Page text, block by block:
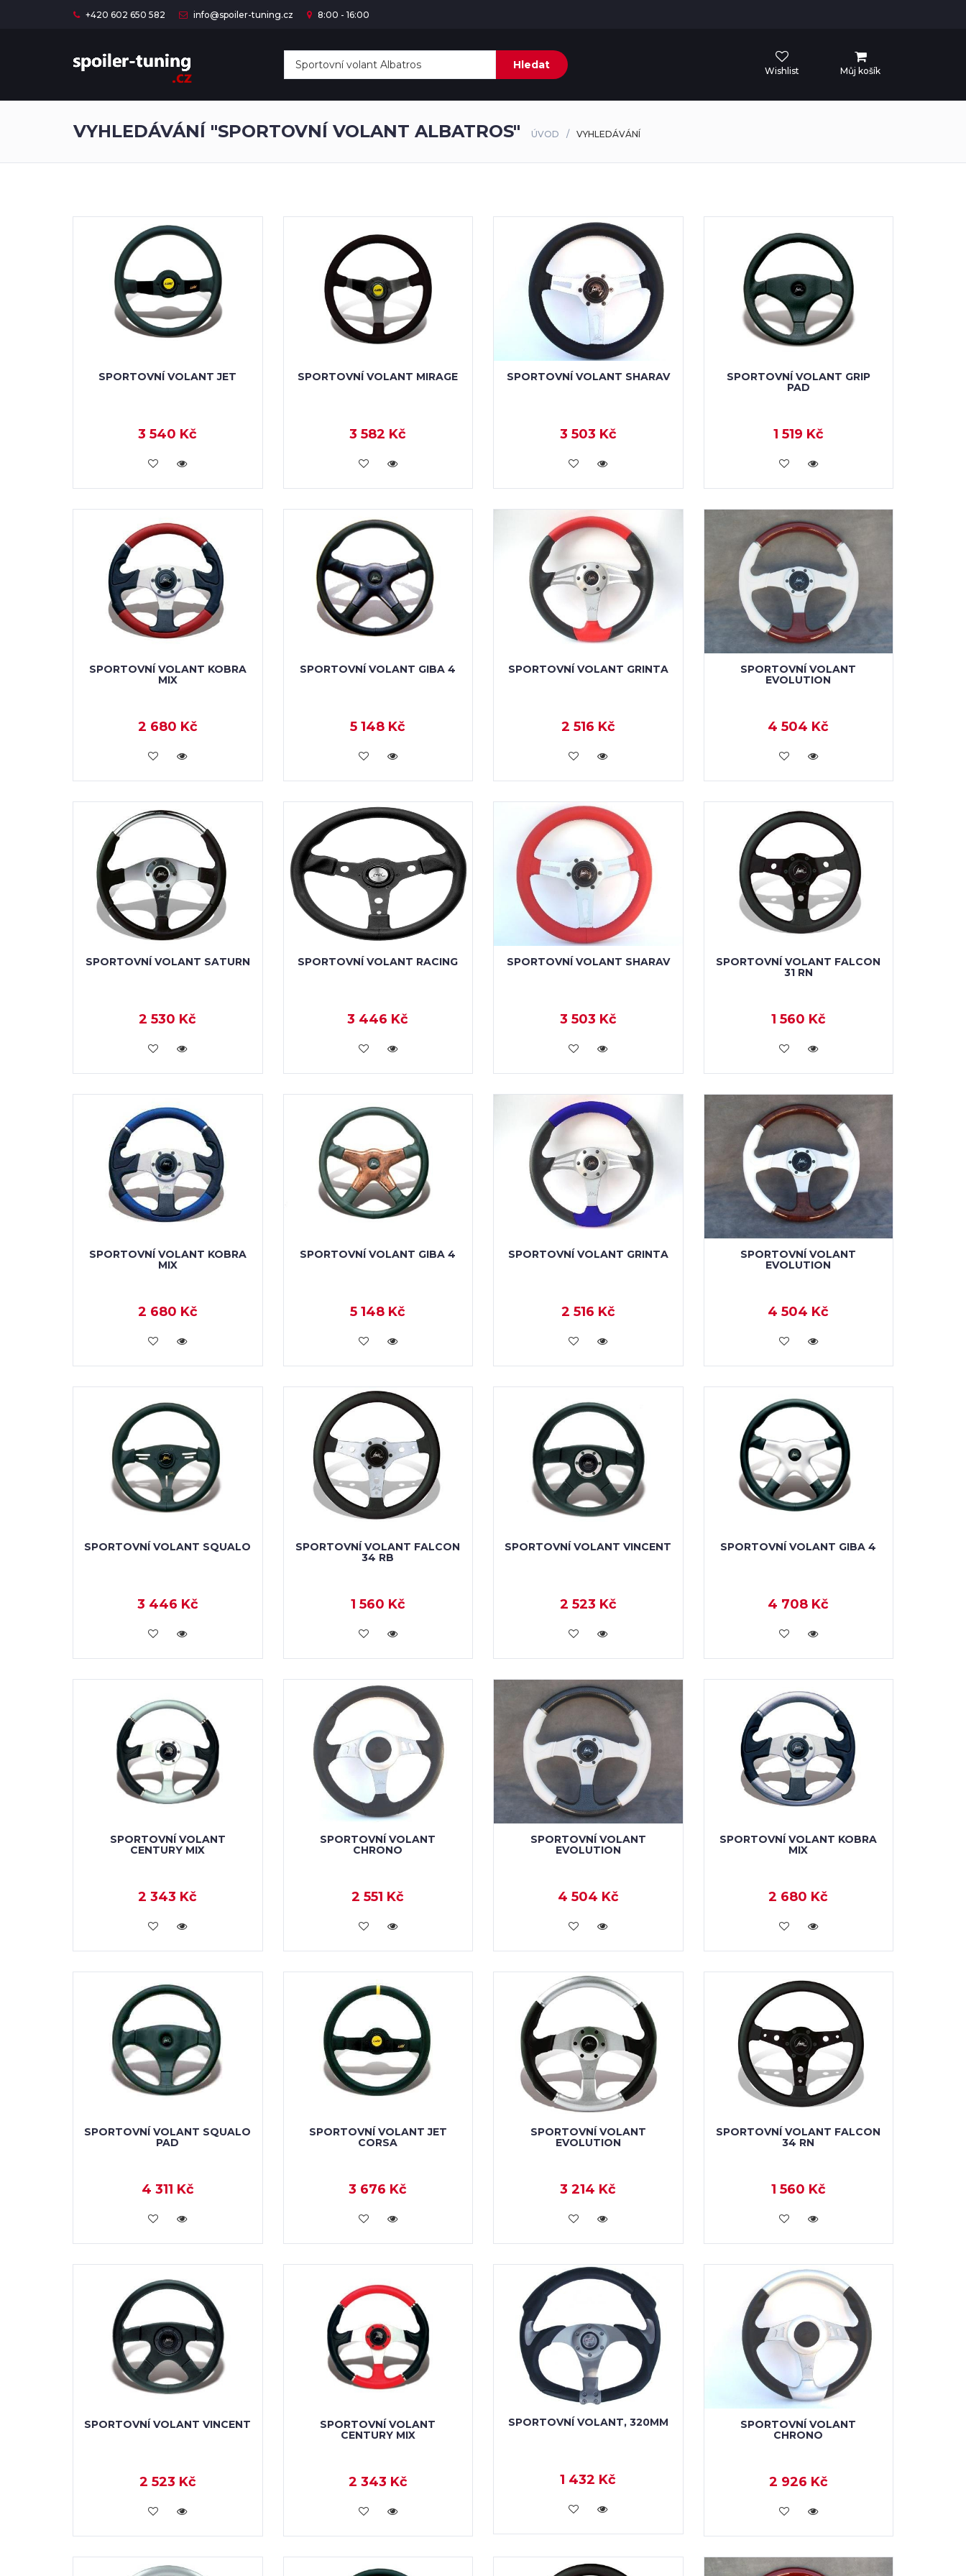
+420 602 650 582 info@spoiler-tuning.cz 8:00 - 16:00
Hledat Wishlist Můj košík
VYHLEDÁVÁNÍ "SPORTOVNÍ VOLANT ALBATROS" ÚVOD VYHLEDÁVÁNÍ
SPORTOVNÍ VOLANT JET
3 540 Kč
KOUPIT
SPORTOVNÍ VOLANT MIRAGE
3 582 Kč
KOUPIT
SPORTOVNÍ VOLANT SHARAV
3 503 Kč
KOUPIT
SPORTOVNÍ VOLANT GRIP
PAD
1 519 Kč
KOUPIT
SPORTOVNÍ VOLANT KOBRA
MIX
2 680 Kč
KOUPIT
SPORTOVNÍ VOLANT GIBA 4
5 148 Kč
KOUPIT
SPORTOVNÍ VOLANT GRINTA
2 516 Kč
KOUPIT
SPORTOVNÍ VOLANT
EVOLUTION
4 504 Kč
KOUPIT
SPORTOVNÍ VOLANT SATURN
2 530 Kč
KOUPIT
SPORTOVNÍ VOLANT RACING
3 446 Kč
KOUPIT
SPORTOVNÍ VOLANT SHARAV
3 503 Kč
KOUPIT
SPORTOVNÍ VOLANT FALCON
31 RN
1 560 Kč
KOUPIT
SPORTOVNÍ VOLANT KOBRA
MIX
2 680 Kč
KOUPIT
SPORTOVNÍ VOLANT GIBA 4
5 148 Kč
KOUPIT
SPORTOVNÍ VOLANT GRINTA
2 516 Kč
KOUPIT
SPORTOVNÍ VOLANT
EVOLUTION
4 504 Kč
KOUPIT
SPORTOVNÍ VOLANT SQUALO
3 446 Kč
KOUPIT
SPORTOVNÍ VOLANT FALCON
34 RB
1 560 Kč
KOUPIT
SPORTOVNÍ VOLANT VINCENT
2 523 Kč
KOUPIT
SPORTOVNÍ VOLANT GIBA 4
4 708 Kč
KOUPIT
SPORTOVNÍ VOLANT
CENTURY MIX
2 343 Kč
KOUPIT
SPORTOVNÍ VOLANT
CHRONO
2 551 Kč
KOUPIT
SPORTOVNÍ VOLANT
EVOLUTION
4 504 Kč
KOUPIT
SPORTOVNÍ VOLANT KOBRA
MIX
2 680 Kč
KOUPIT
SPORTOVNÍ VOLANT SQUALO
PAD
4 311 Kč
KOUPIT
SPORTOVNÍ VOLANT JET
CORSA
3 676 Kč
KOUPIT
SPORTOVNÍ VOLANT
EVOLUTION
3 214 Kč
KOUPIT
SPORTOVNÍ VOLANT FALCON
34 RN
1 560 Kč
KOUPIT
SPORTOVNÍ VOLANT VINCENT
2 523 Kč
KOUPIT
SPORTOVNÍ VOLANT
CENTURY MIX
2 343 Kč
KOUPIT
SPORTOVNÍ VOLANT, 320MM
1 432 Kč
KOUPIT
SPORTOVNÍ VOLANT
CHRONO
2 926 Kč
KOUPIT